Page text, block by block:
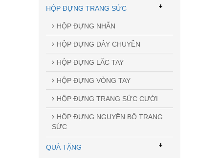
HỘP ĐỰNG TRANG SỨC
HỘP ĐỰNG NHẪN
HỘP ĐỰNG DÂY CHUYỀN
HỘP ĐỰNG LẮC TAY
HỘP ĐỰNG VÒNG TAY
HỘP ĐỰNG TRANG SỨC CƯỚI
HỘP ĐỰNG NGUYÊN BỘ TRANG
SỨC
+
QUÀ TẶNG +